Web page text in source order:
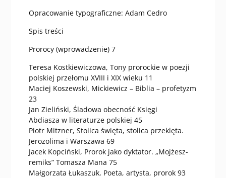
Opracowanie typograficzne: Adam Cedro
Spis treści
Prorocy (wprowadzenie) 7
Teresa Kostkiewiczowa, Tony prorockie w poezji
polskiej przełomu XVIII i XIX wieku 11
Maciej Koszewski, Mickiewicz – Biblia – profetyzm
23
Jan Zieliński, Śladowa obecność Księgi
Abdiasza w literaturze polskiej 45
Piotr Mitzner, Stolica święta, stolica przeklęta.
Jerozolima i Warszawa 69
Jacek Kopciński, Prorok jako dyktator. „Mojżesz-
remiks” Tomasza Mana 75
Małgorzata Łukaszuk, Poeta, artysta, prorok 93